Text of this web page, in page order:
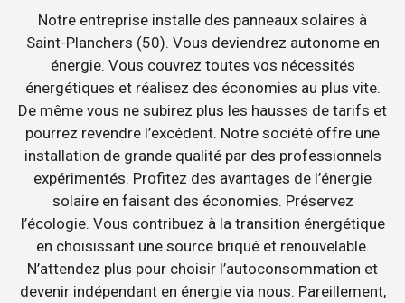
Notre entreprise installe des panneaux solaires à
Saint-Planchers (50). Vous deviendrez autonome en
énergie. Vous couvrez toutes vos nécessités
énergétiques et réalisez des économies au plus vite.
De même vous ne subirez plus les hausses de tarifs et
pourrez revendre l’excédent. Notre société offre une
installation de grande qualité par des professionnels
expérimentés. Profitez des avantages de l’énergie
solaire en faisant des économies. Préservez
l’écologie. Vous contribuez à la transition énergétique
en choisissant une source briqué et renouvelable.
N’attendez plus pour choisir l’autoconsommation et
devenir indépendant en énergie via nous. Pareillement,